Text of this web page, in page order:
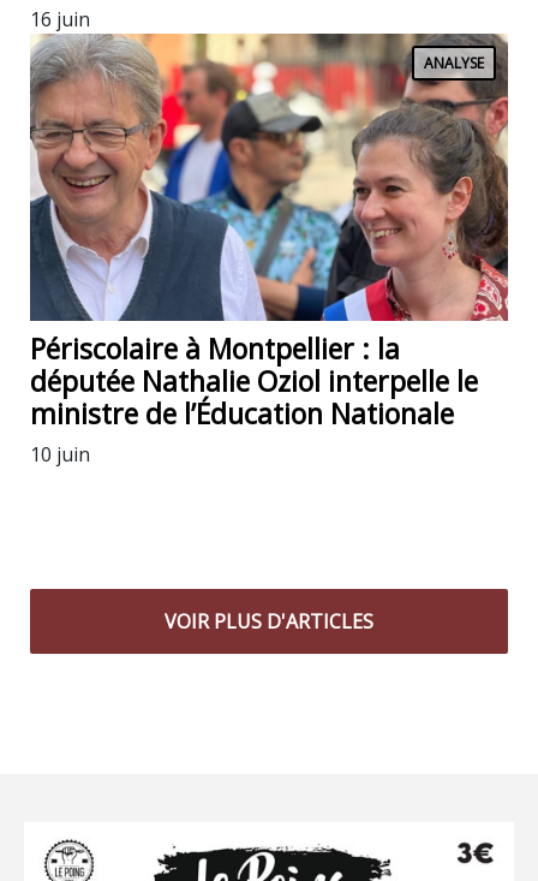
16 juin
ANALYSE
Périscolaire à Montpellier : la
députée Nathalie Oziol interpelle le
ministre de l’Éducation Nationale
10 juin
VOIR PLUS D'ARTICLES